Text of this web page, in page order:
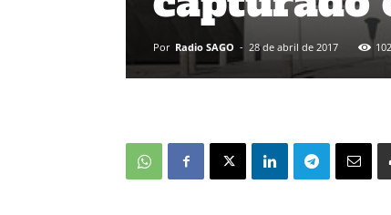
Por Radio SAGO - 28 de abril de 2017